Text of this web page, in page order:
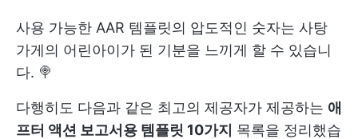
사용 가능한 AAR 템플릿의 압도적인 숫자는 사탕
가게의 어린아이가 된 기분을 느끼게 할 수 있습니
다. 🍭
다행히도 다음과 같은 최고의 제공자가 제공하는 애
프터 액션 보고서용 템플릿 10가지 목록을 정리했습